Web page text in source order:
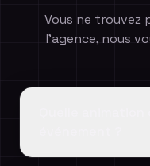
Vous ne trouvez
l'agence, nous